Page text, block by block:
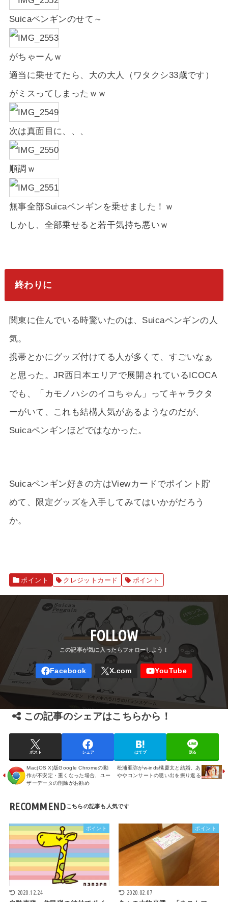
Suicaペンギンのせて～
がちゃーんｗ
適当に乗せてたら、大の大人（ワタクシ33歳です）
がミスってしまったｗｗ
次は真面目に、、、
順調ｗ
無事全部Suicaペンギンを乗せました！ｗ
しかし、全部乗せると若干気持ち悪いｗ
終わりに
関東に住んでいる時驚いたのは、Suicaペンギンの人
気。
携帯とかにグッズ付けてる人が多くて、すごいなぁ
と思った。JR西日本エリアで展開されているICOCA
でも、「カモノハシのイコちゃん」ってキャラクタ
ーがいて、これも結構人気があるようなのだが、
Suicaペンギンほどではなかった。
Suicaペンギン好きの方はViewカードでポイント貯
めて、限定グッズを入手してみてはいかがだろう
か。
ポイント クレジットカード ポイント
FOLLOW
この記事のシェアはこちらから！
ポスト シェア はてブ 送る
Mac(OS X)版Google Chromeの動
作が不安定・重くなった場合、ユー
ザーデータの削除がお勧め
松浦亜弥がw-inds橘慶太と結婚。あ
ややコンサートの思い出を振り返る
RECOMMEND
ポイント
2020.12.24
ポイント
2020.02.07